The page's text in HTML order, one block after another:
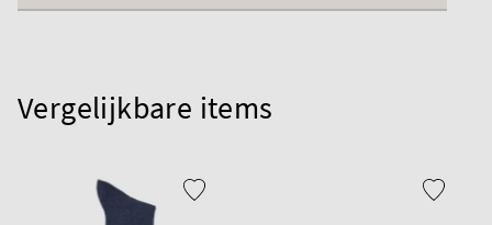
Vergelijkbare items